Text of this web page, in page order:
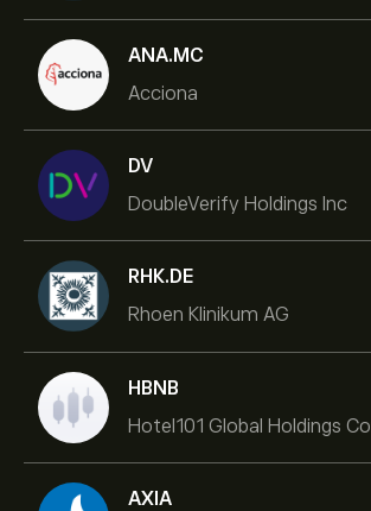
ANA.MC
Acciona
DV
DoubleVerify Holdings Inc
RHK.DE
Rhoen Klinikum AG
HBNB
Hotel101 Global Holdings
AXIA